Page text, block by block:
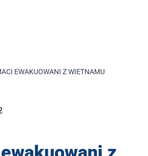
EWAKUOWANI Z WIETNAMU